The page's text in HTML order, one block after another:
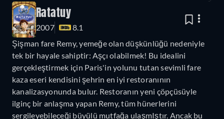
Ratatuy
2007
8.1
Şişman fare Remy, yemeğe olan düşkünlüğü nedeniyle
tek bir hayale sahiptir: Aşçı olabilmek! Bu idealini
gerçekleştirmek için Paris'in yolunu tutan sevimli fare
kaza eseri kendisini şehrin en iyi restoranının
kanalizasyonunda bulur. Restoranın yeni çöpçüsüyle
ilginç bir anlaşma yapan Remy, tüm hünerlerini
sergileyebileceği büyülü mutfağa ulaşmIştır. Ancak bu